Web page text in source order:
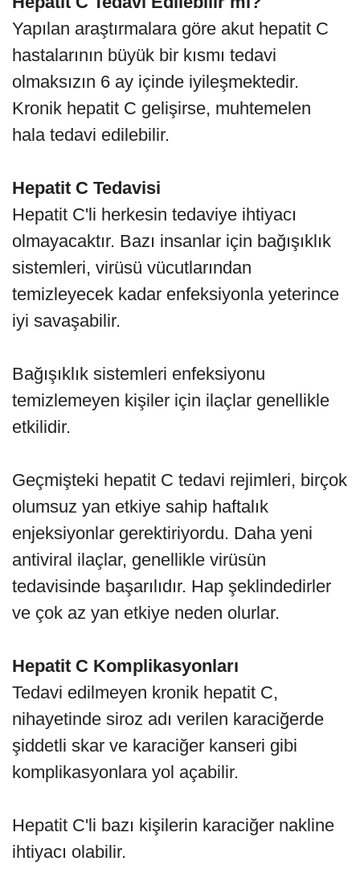
Yapılan araştırmalara göre akut hepatit C
hastalarının büyük bir kısmı tedavi
olmaksızın 6 ay içinde iyileşmektedir.
Kronik hepatit C gelişirse, muhtemelen
hala tedavi edilebilir.
Hepatit C Tedavisi
Hepatit C'li herkesin tedaviye ihtiyacı
olmayacaktır. Bazı insanlar için bağışıklık
sistemleri, virüsü vücutlarından
temizleyecek kadar enfeksiyonla yeterince
iyi savaşabilir.
Bağışıklık sistemleri enfeksiyonu
temizlemeyen kişiler için ilaçlar genellikle
etkilidir.
Geçmişteki hepatit C tedavi rejimleri, birçok
olumsuz yan etkiye sahip haftalık
enjeksiyonlar gerektiriyordu. Daha yeni
antiviral ilaçlar, genellikle virüsün
tedavisinde başarılıdır. Hap şeklindedirler
ve çok az yan etkiye neden olurlar.
Hepatit C Komplikasyonları
Tedavi edilmeyen kronik hepatit C,
nihayetinde siroz adı verilen karaciğerde
şiddetli skar ve karaciğer kanseri gibi
komplikasyonlara yol açabilir.
Hepatit C'li bazı kişilerin karaciğer nakline
ihtiyacı olabilir.